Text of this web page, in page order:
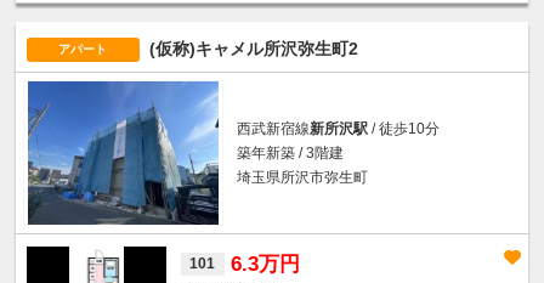
アパート (仮称)キャメル所沢弥生町2
西武新宿線新所沢駅 / 徒歩10分
築年新築 / 3階建
埼玉県所沢市弥生町
101 6.3万円